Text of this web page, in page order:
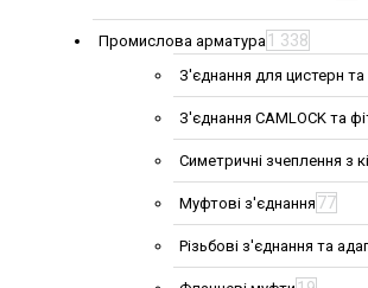
Промислова арматура 1 338
З'єднання для цистерн
З'єднання CAMLOCK та
Симетричні зчеплення з
Муфтові з'єднання 77
Різьбові з'єднання та